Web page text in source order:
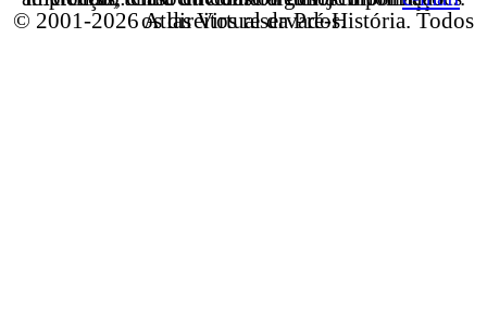
© 2001-2026 Atlas Virtual da Pré-História. Todos os direitos reservados.